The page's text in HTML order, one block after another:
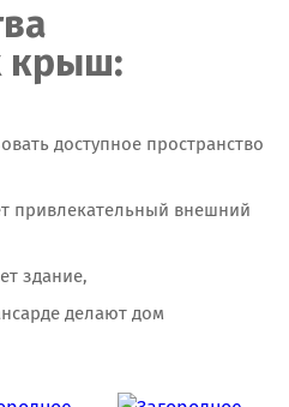
крыш:
доступное пространство
привлекательный внешний
здание,
делают дом